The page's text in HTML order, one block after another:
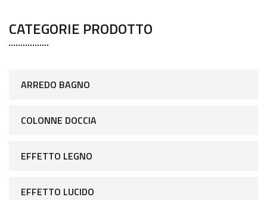
CATEGORIE PRODOTTO
ARREDO BAGNO
COLONNE DOCCIA
EFFETTO LEGNO
EFFETTO LUCIDO